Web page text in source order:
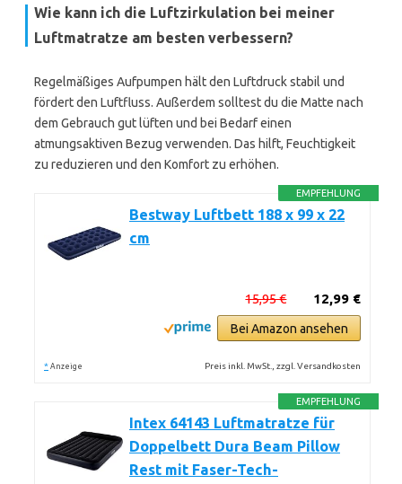
Wie kann ich die Luftzirkulation bei meiner
Luftmatratze am besten verbessern?
Regelmäßiges Aufpumpen hält den Luftdruck stabil und
fördert den Luftfluss. Außerdem solltest du die Matte nach
dem Gebrauch gut lüften und bei Bedarf einen
atmungsaktiven Bezug verwenden. Das hilft, Feuchtigkeit
zu reduzieren und den Komfort zu erhöhen.
EMPFEHLUNG
Bestway Luftbett 188 x 99 x 22
cm
12,99 €
15,95 €
Bei Amazon ansehen
* Anzeige Preis inkl. MwSt., zzgl. Versandkosten
EMPFEHLUNG
Intex 64143 Luftmatratze für
Doppelbett Dura Beam Pillow
Rest mit Faser-Tech-